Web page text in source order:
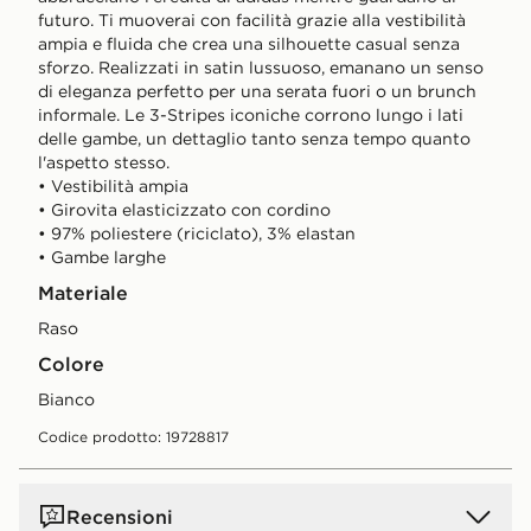
futuro. Ti muoverai con facilità grazie alla vestibilità
ampia e fluida che crea una silhouette casual senza
sforzo. Realizzati in satin lussuoso, emanano un senso
di eleganza perfetto per una serata fuori o un brunch
informale. Le 3-Stripes iconiche corrono lungo i lati
delle gambe, un dettaglio tanto senza tempo quanto
l'aspetto stesso.
• Vestibilità ampia
• Girovita elasticizzato con cordino
• 97% poliestere (riciclato), 3% elastan
• Gambe larghe
Materiale
Raso
Colore
Bianco
Codice prodotto: 19728817
Recensioni